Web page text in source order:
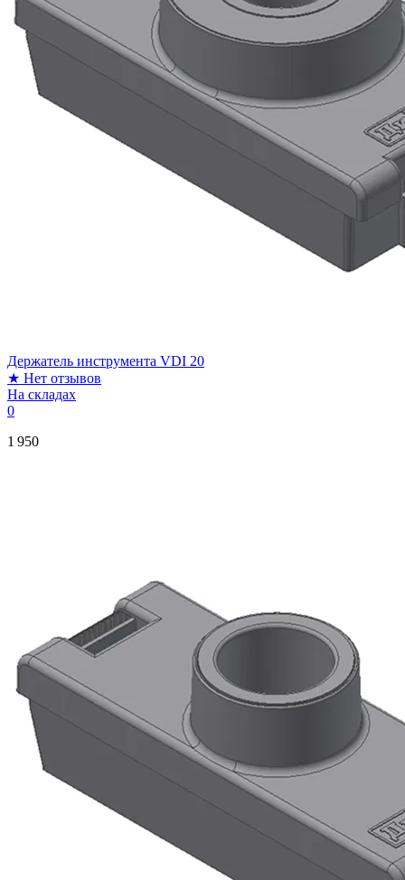
Держатель инструмента VDI 20
★ Нет отзывов
На складах
0
1 950